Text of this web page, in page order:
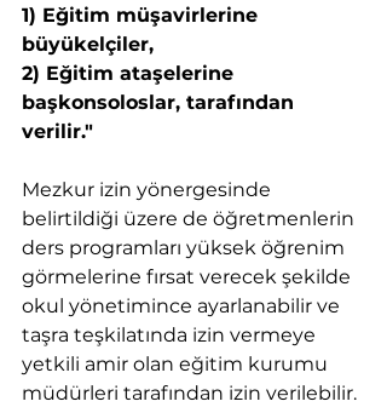
1) Eğitim müşavirlerine
büyükelçiler,
2) Eğitim ataşelerine
başkonsoloslar, tarafından
verilir."
Mezkur izin yönergesinde
belirtildiği üzere de öğretmenlerin
ders programları yüksek öğrenim
görmelerine fırsat verecek şekilde
okul yönetimince ayarlanabilir ve
taşra teşkilatında izin vermeye
yetkili amir olan eğitim kurumu
müdürleri tarafından izin verilebilir.